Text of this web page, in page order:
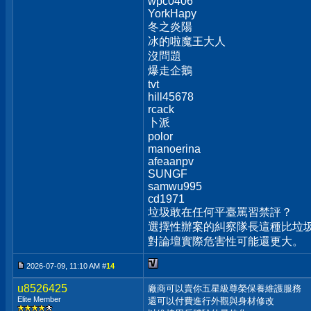
YorkHapy
冬之炎陽
冰的啦魔王大人
沒問題
爆走企鵝
tvt
hill45678
rcack
卜派
polor
manoerina
afeaanpv
SUNGF
samwu995
cd1971
垃圾敢在任何平臺罵習禁評？
選擇性辦案的糾察隊長這種比垃
對論壇實際危害性可能還更大。
2026-07-09, 11:10 AM #14
u8526425
Elite Member
廠商可以賣你五星級尊榮保養維護服務
還可以付費進行外觀與身材修改